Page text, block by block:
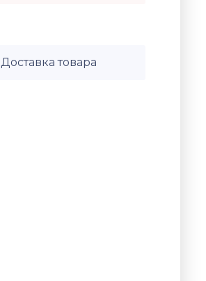
Доставка товара